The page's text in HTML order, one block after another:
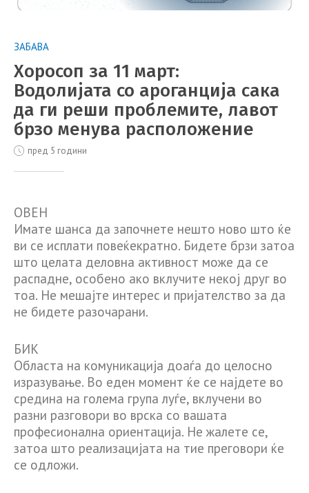
ЗАБАВА
Хоросоп за 11 март:
Водолијата со ароганција сака
да ги реши проблемите, лавот
брзо менува расположение
пред 5 години
ОВЕН
Имате шанса да започнете нешто ново што ќе
ви се исплати повеќекратно. Бидете брзи затоа
што целата деловна активност може да се
распадне, особено ако вклучите некој друг во
тоа. Не мешајте интерес и пријателство за да
не бидете разочарани.
БИК
Областа на комуникација доаѓа до целосно
изразување. Во еден момент ќе се најдете во
средина на голема група луѓе, вклучени во
разни разговори во врска со вашата
професионална ориентација. Не жалете се,
затоа што реализацијата на тие преговори ќе
се одложи.